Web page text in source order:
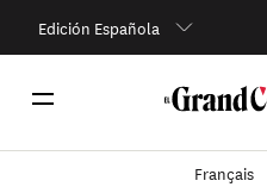
Edición Española
Français